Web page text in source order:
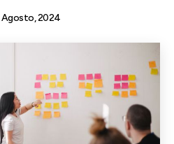
Agosto, 2024